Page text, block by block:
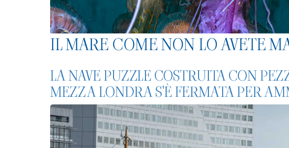
IL MARE COME NON LO AVETE
LA NAVE PUZZLE COSTRUITA CON
MEZZA LONDRA S'È FERMATA PER